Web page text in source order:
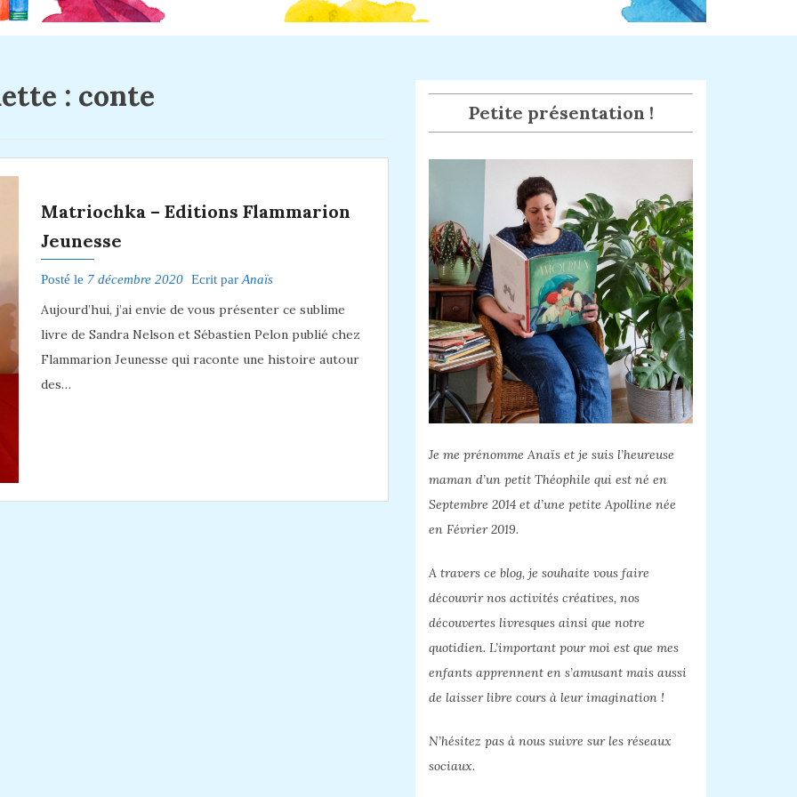
: conte
Matriochka – Editions Flammarion
Jeunesse
Posté le 7 décembre 2020 Ecrit par Anaïs
Aujourd’hui, j’ai envie de vous présenter ce sublime
livre de Sandra Nelson et Sébastien Pelon publié chez
Flammarion Jeunesse qui raconte une histoire autour
des…
Petite présentation !
Je me prénomme Anaïs et je suis l’heureuse
maman d’un petit Théophile qui est né en
Septembre 2014 et d’une petite Apolline née
en Février 2019.
A travers ce blog, je souhaite vous faire
découvrir nos activités créatives, nos
découvertes livresques ainsi que notre
quotidien. L’important pour moi est que mes
enfants apprennent en s’amusant mais aussi
de laisser libre cours à leur imagination !
N’hésitez pas à nous suivre sur les réseaux
sociaux.